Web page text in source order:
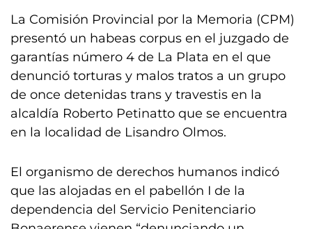
La Comisión Provincial por la Memoria (CPM)
presentó un habeas corpus en el juzgado de
garantías número 4 de La Plata en el que
denunció torturas y malos tratos a un grupo
de once detenidas trans y travestis en la
alcaldía Roberto Petinatto que se encuentra
en la localidad de Lisandro Olmos.
El organismo de derechos humanos indicó
que las alojadas en el pabellón I de la
dependencia del Servicio Penitenciario